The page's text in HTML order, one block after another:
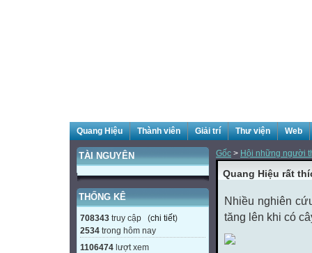
Quang Hiệu Thành viên Giải trí Thư viện Web
TÀI NGUYÊN
THỐNG KÊ
708343 truy cập (chi tiết)
2534 trong hôm nay
1106474 lượt xem
Gốc > Hội những người
Quang Hiệu rất
Nhiều nghiên
tăng lên khi có